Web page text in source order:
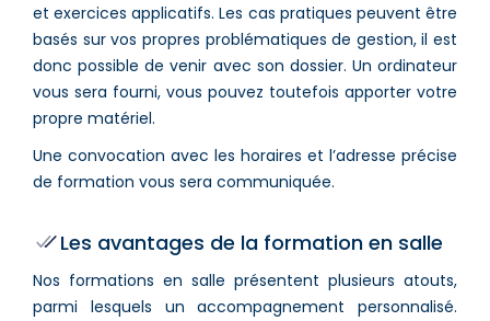
et exercices applicatifs. Les cas pratiques peuvent être
basés sur vos propres problématiques de gestion, il est
donc possible de venir avec son dossier. Un ordinateur
vous sera fourni, vous pouvez toutefois apporter votre
propre matériel.
Une convocation avec les horaires et l’adresse précise
de formation vous sera communiquée.
Les avantages de la formation en salle
Nos formations en salle présentent plusieurs atouts,
parmi lesquels un accompagnement personnalisé.